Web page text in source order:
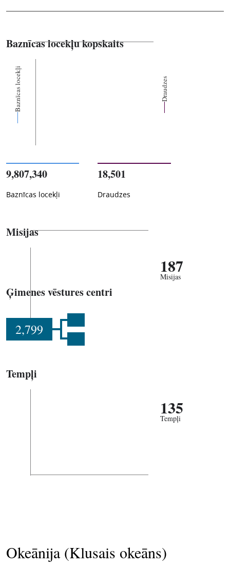
Baznīcas locekļu kopskaits
Baznīcas locekļi Draudzes
9,807,340
Baznīcas locekļi
18,501
Draudzes
Misijas
187
Misijas
Ģimenes vēstures centri
2,799
Tempļi
135
Tempļi
Okeānija (Klusais okeāns)